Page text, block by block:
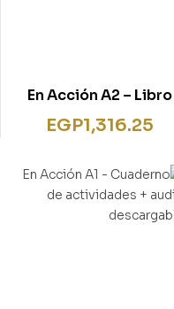
En Acción A2 – Libro
del alumno + CD + mp3
EGP1,316.25